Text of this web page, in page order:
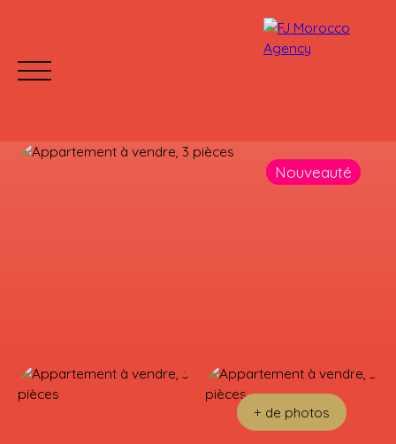
LOUER PROJET VEFA
Nouveauté
+ de photos